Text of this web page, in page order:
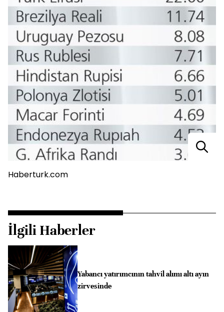
Haberturk.com
İlgili Haberler
Yabancı yatırımcının tahvil alımı altı ayın
zirvesinde